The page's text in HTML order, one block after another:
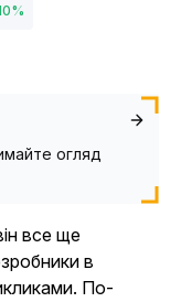
%
огляд
все ще
в
По-